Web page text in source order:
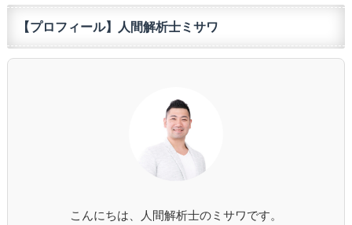
【プロフィール】人間解析士ミサワ
こんにちは、人間解析士のミサワです。